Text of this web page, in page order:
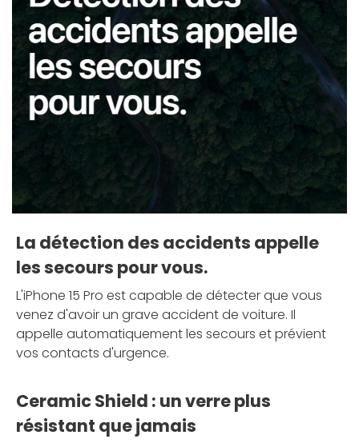
La détection des accidents appelle
les secours pour vous.
L'iPhone 15 Pro est capable de détecter que vous
venez d'avoir un grave accident de voiture. Il
appelle automatiquement les secours et prévient
vos contacts d'urgence.
Ceramic Shield : un verre plus
résistant que jamais